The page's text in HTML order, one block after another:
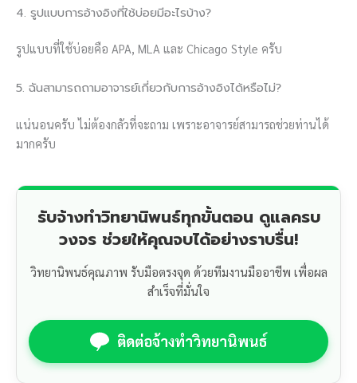
4. รูปแบบการอ้างอิงที่ใช้บ่อยมีอะไรบ้าง?
รูปแบบที่ใช้บ่อยคือ APA, MLA และ Chicago Style ครับ
5. ฉันสามารถถามอาจารย์เกี่ยวกับการอ้างอิงได้หรือไม่?
แน่นอนครับ ไม่ต้องกลัวที่จะถาม เพราะอาจารย์สามารถช่วยท่านได้
มากครับ
รับจ้างทำวิทยานิพนธ์ทุกขั้นตอน ดูแลครบ
วงจร ช่วยให้คุณจบได้อย่างราบรื่น!
วิทยานิพนธ์คุณภาพ รับมือตรงจุด ด้วยทีมงานมืออาชีพ เพื่อผล
สำเร็จที่มั่นใจ
ติดต่อจ้างทำวิทยานิพนธ์